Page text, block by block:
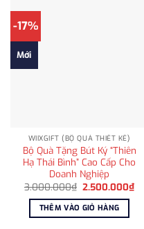
-17%
Mới
WIIXGIFT (BỘ QUÀ THIẾT KẾ)
Bộ Quà Tặng Bút Ký “Thiên
Hạ Thái Bình” Cao Cấp Cho
Doanh Nghiệp
3.000.000₫ Giá
là:
3.000.000₫.
2.500.000₫Giá
THÊM VÀO GIỎ HÀNG